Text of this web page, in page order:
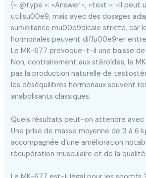
{« @type »: »Answer », »text »: »Il peut
utilisu00e9, mais avec des dosages
surveillance mu00e9dicale stricte, car
hormonales peuvent diffu00e9rer
Le MK-677 provoque-t-il une baisse
Non, contrairement aux stéroïdes, le
pas la production naturelle de
les déséquilibres hormonaux souvent
anabolisants classiques.
Quels résultats peut-on attendre avec
Une prise de masse moyenne de 3 à 6
accompagnée d’une amélioration
récupération musculaire et de la